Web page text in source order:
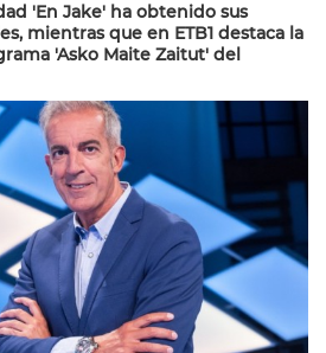
'En Jake' ha obtenido sus
mientras que en ETB1 destaca la
'Asko Maite Zaitut' del